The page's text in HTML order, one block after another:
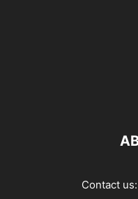
Contact us: